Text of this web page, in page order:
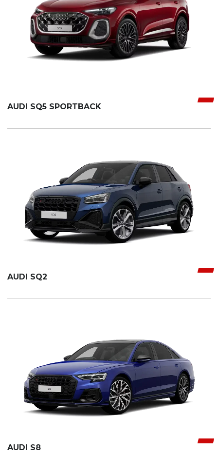
AUDI SQ5 SPORTBACK
AUDI SQ2
AUDI S8